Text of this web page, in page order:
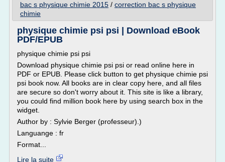
bac s physique chimie 2015 / correction bac s physique
chimie
physique chimie psi psi | Download eBook
PDF/EPUB
physique chimie psi psi
Download physique chimie psi psi or read online here in
PDF or EPUB. Please click button to get physique chimie psi
psi book now. All books are in clear copy here, and all files
are secure so don't worry about it. This site is like a library,
you could find million book here by using search box in the
widget.
Author by : Sylvie Berger (professeur).)
Languange : fr
Format...
Lire la suite